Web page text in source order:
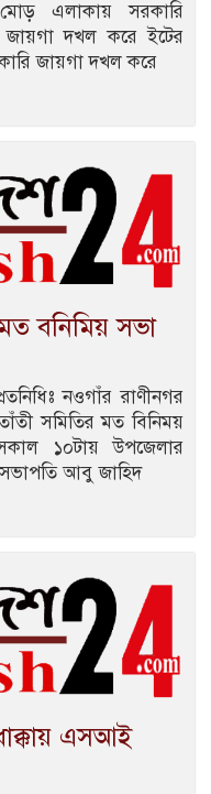
এলাকায় সরকারি
জায়গা দখল করে ইটের
জায়গা দখল করে
বনিমিয় সভা
নওগাঁর রাণীনগর
সমিতির মত বিনিময়
১০টায় উপজেলার
সভাপতি আবু জাহিদ
এসআই